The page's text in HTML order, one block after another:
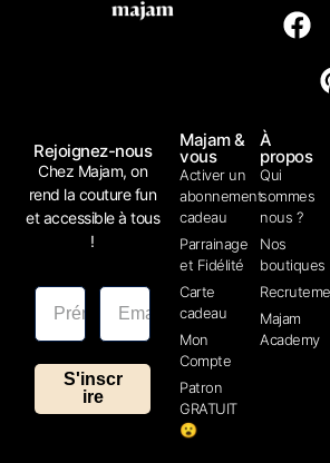
À
propos
Qui
sommes
nous ?
Nos
boutiques
Majam
Academy
Majam &
vous
Activer un
abonnement
cadeau
Parrainage
et Fidélité
Carte
cadeau
Mon
Compte
Patron
GRATUIT
😮
Rejoignez-nous
Chez Majam, on
rend la couture fun
et accessible à tous
!
S'inscr
ire